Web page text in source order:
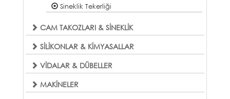
Sineklik Tekerliği
CAM TAKOZLARI & SİNEKLİK
SİLİKONLAR & KİMYASALLAR
VİDALAR & DÜBELLER
MAKİNELER